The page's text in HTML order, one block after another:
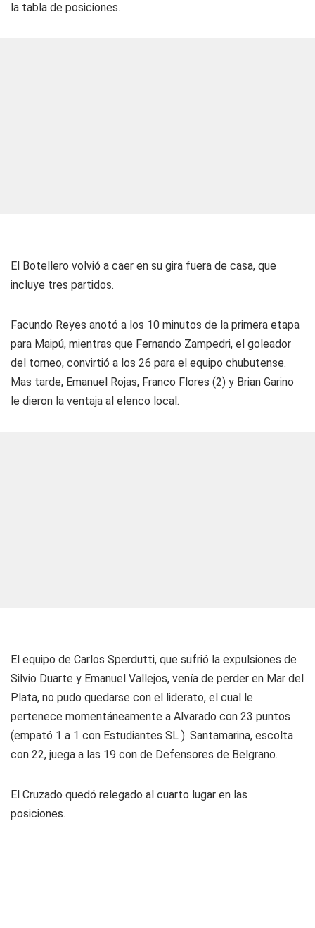
la tabla de posiciones.
El Botellero volvió a caer en su gira fuera de casa, que
incluye tres partidos.
Facundo Reyes anotó a los 10 minutos de la primera etapa
para Maipú, mientras que Fernando Zampedri, el goleador
del torneo, convirtió a los 26 para el equipo chubutense.
Mas tarde, Emanuel Rojas, Franco Flores (2) y Brian Garino
le dieron la ventaja al elenco local.
El equipo de Carlos Sperdutti, que sufrió la expulsiones de
Silvio Duarte y Emanuel Vallejos, venía de perder en Mar del
Plata, no pudo quedarse con el liderato, el cual le
pertenece momentáneamente a Alvarado con 23 puntos
(empató 1 a 1 con Estudiantes SL ). Santamarina, escolta
con 22, juega a las 19 con de Defensores de Belgrano.
El Cruzado quedó relegado al cuarto lugar en las
posiciones.